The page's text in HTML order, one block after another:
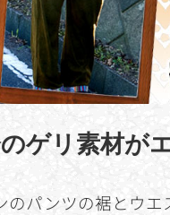
ゲリ素材が
のパンツの裾とウ